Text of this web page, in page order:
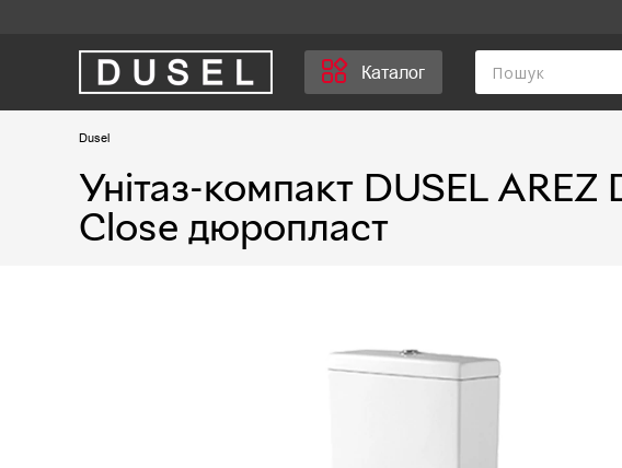
Каталог
Dusel
Унітаз-компакт DUSEL
Close дюропласт